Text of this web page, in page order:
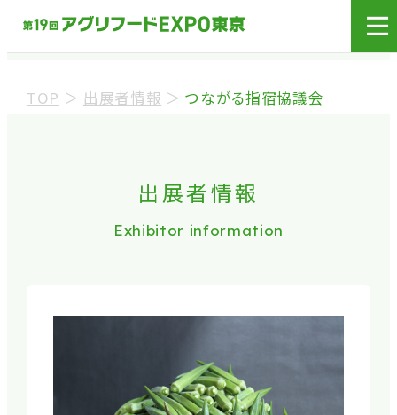
展示会場への入場には
来場登録が必要です。
来場事前登録（プレス）
※業界関係者を対象とした商談会であり、
TOP ＞ 出展者情報 ＞ つながる指宿協議会
出展者情報
Exhibitor information